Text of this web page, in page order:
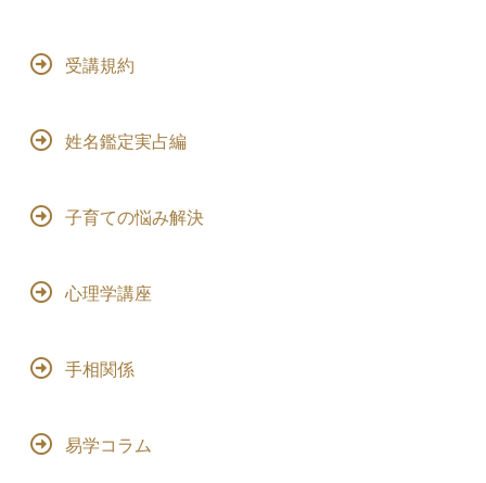
受講規約
姓名鑑定実占編
子育ての悩み解決
心理学講座
手相関係
易学コラム